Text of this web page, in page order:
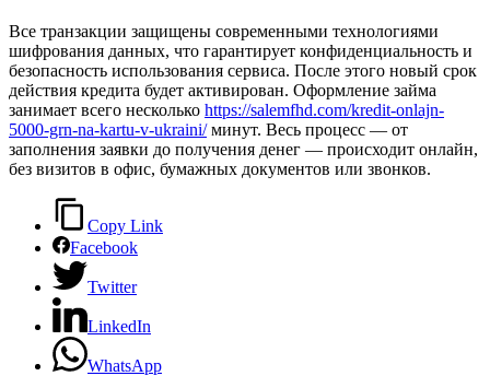
Все транзакции защищены современными технологиями
шифрования данных, что гарантирует конфиденциальность и
безопасность использования сервиса. После этого новый срок
действия кредита будет активирован. Оформление займа
занимает всего несколько https://salemfhd.com/kredit-onlajn-
5000-grn-na-kartu-v-ukraini/минут. Весь процесс — от
заполнения заявки до получения денег — происходит онлайн,
без визитов в офис, бумажных документов или звонков.
Copy Link
Facebook
Twitter
LinkedIn
WhatsApp